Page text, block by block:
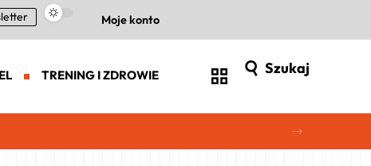
Moje konto
TRENING I ZDROWIE Szukaj